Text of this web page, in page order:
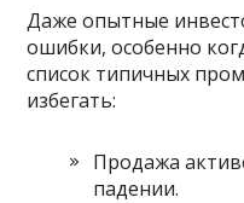
Даже опытные
ошибки, особенно
список типичных
избегать:
Продажа
падении.